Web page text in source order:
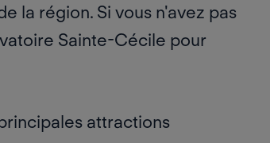
la région. Si vous n'avez pas
Sainte-Cécile pour
attractions